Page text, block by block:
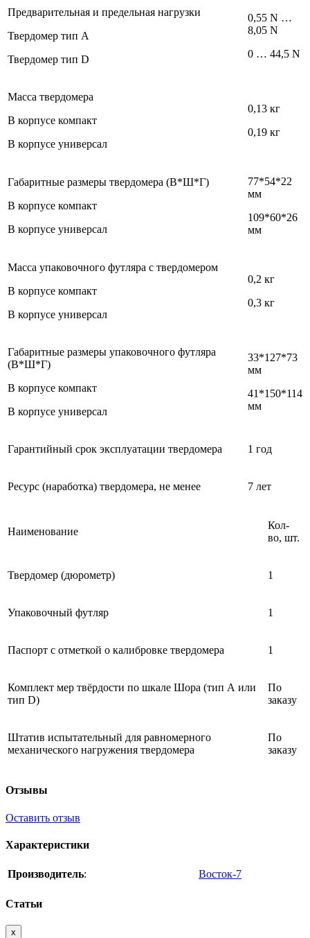
Предварительная и предельная нагрузки
Твердомер тип А
Твердомер тип D
0,55 N …
8,05 N
0 … 44,5 N
Масса твердомера
В корпусе компакт
В корпусе универсал
0,13 кг
0,19 кг
Габаритные размеры твердомера (В*Ш*Г)
В корпусе компакт
В корпусе универсал
77*54*22
мм
109*60*26
мм
Масса упаковочного футляра с твердомером
В корпусе компакт
В корпусе универсал
0,2 кг
0,3 кг
Габаритные размеры упаковочного футляра
(В*Ш*Г)
В корпусе компакт
В корпусе универсал
33*127*73
мм
41*150*114
мм
Гарантийный срок эксплуатации твердомера 1 год
Ресурс (наработка) твердомера, не менее 7 лет
Наименование
Кол-
во, шт.
Твердомер (дюрометр) 1
Упаковочный футляр 1
Паспорт с отметкой о калибровке твердомера 1
Комплект мер твёрдости по шкале Шора (тип А или
тип D)
По
заказу
Штатив испытательный для равномерного
механического нагружения твердомера
По
заказу
Отзывы
Оставить отзыв
Характеристики
Производитель: Восток-7
Статьи
x